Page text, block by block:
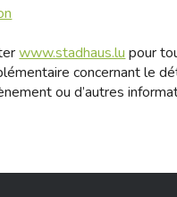
www.stadhaus.lupour
concernant le
ou d’autres